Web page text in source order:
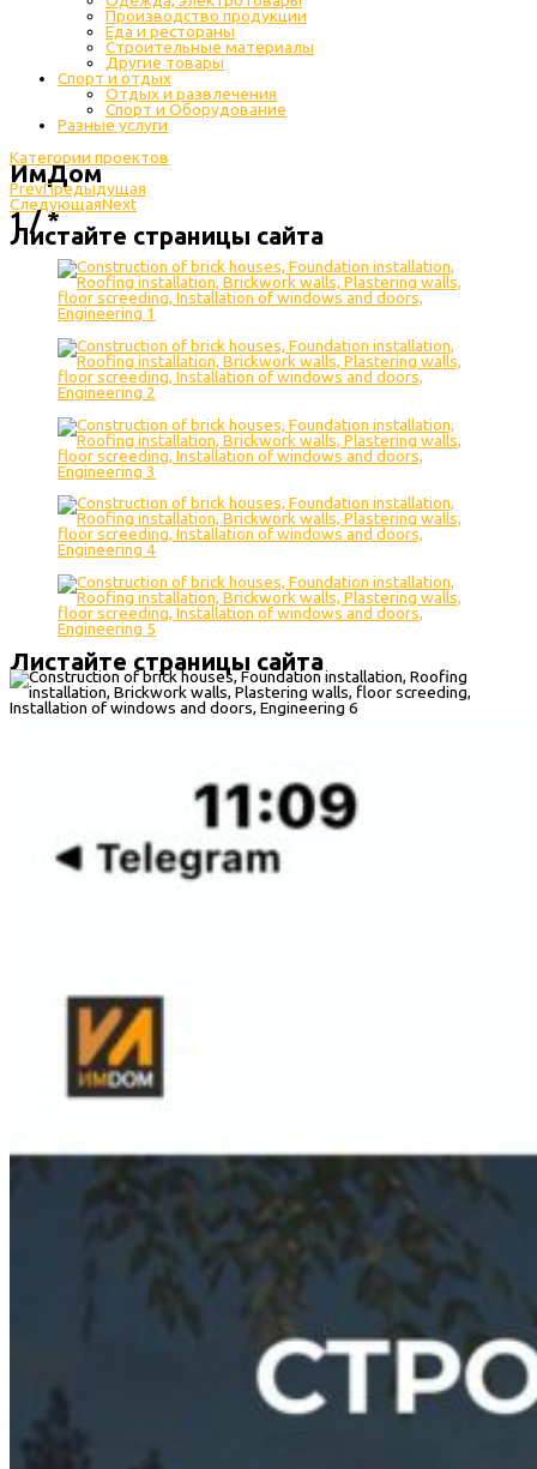
Производство продукции
Еда и рестораны
Строительные материалы
Другие товары
Спорт и отдых
Отдых и развлечения
Спорт и Оборудование
Разные услуги
Категории проектов
ИмДом
PrevПредыдущая
СледующаяNext
1 / *
Листайте страницы сайта
Листайте страницы сайта